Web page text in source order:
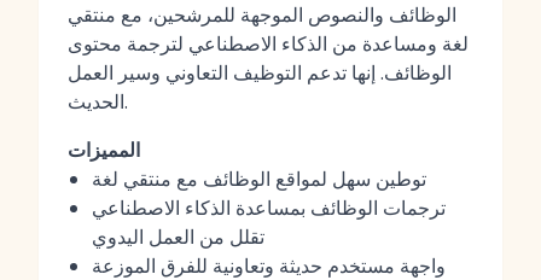
الوظائف والنصوص الموجهة للمرشحين، مع منتقي
لغة ومساعدة من الذكاء الاصطناعي لترجمة محتوى
الوظائف. إنها تدعم التوظيف التعاوني وسير العمل
الحديث.
المميزات
توطين سهل لمواقع الوظائف مع منتقي لغة
ترجمات الوظائف بمساعدة الذكاء الاصطناعي
تقلل من العمل اليدوي
واجهة مستخدم حديثة وتعاونية للفرق الموزعة